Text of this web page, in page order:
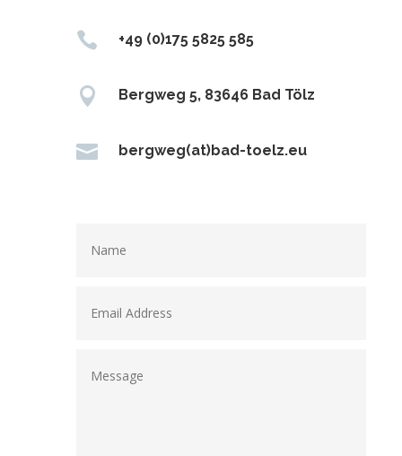
 +49 (0)175 5825 585
 Bergweg 5, 83646 Bad Tölz
 bergweg(at)bad-toelz.eu